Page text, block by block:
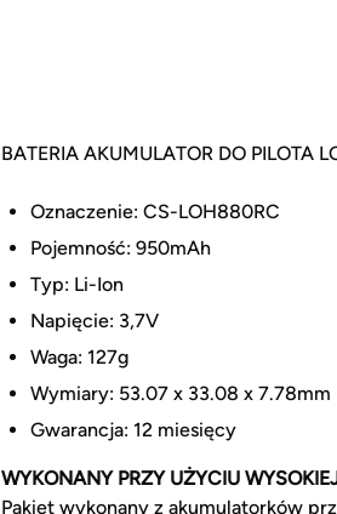
BATERIA AKUMULATOR DO PILOTA
Oznaczenie: CS-LOH880RC
Pojemność: 950mAh
Typ: Li-Ion
Napięcie: 3,7V
Waga: 127g
Wymiary: 53.07 x 33.08 x 7.78mm
Gwarancja: 12 miesięcy
WYKONANY PRZY UŻYCIU
Pakiet wykonany z akumulatorków